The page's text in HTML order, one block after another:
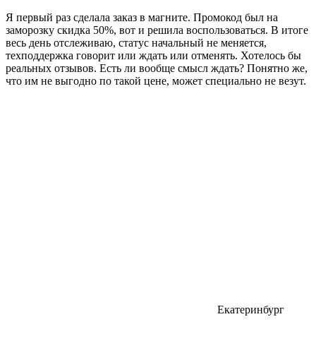
Я первый раз сделала заказ в магните. Промокод был на
заморозку скидка 50%, вот и решила воспользоваться. В итоге
весь день отслеживаю, статус начальный не меняется,
техподдержка говорит или ждать или отменять. Хотелось бы
реальных отзывов. Есть ли вообще смысл ждать? Понятно же,
что им не выгодно по такой цене, может специально не везут.
Екатеринбург